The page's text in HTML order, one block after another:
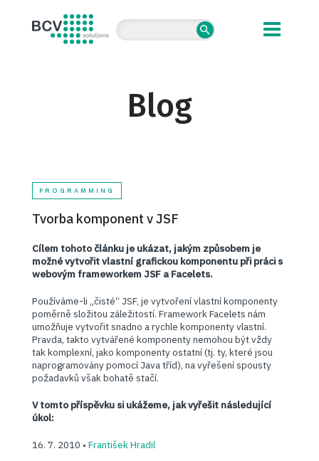
BCV solutions s.r.o.
Blog
PROGRAMMING
Tvorba komponent v JSF
Cílem tohoto článku je ukázat, jakým způsobem je
možné vytvořit vlastní grafickou komponentu při práci s
webovým frameworkem JSF a Facelets.
Používáme-li „čisté“ JSF, je vytvoření vlastní komponenty
poměrně složitou záležitostí. Framework Facelets nám
umožňuje vytvořit snadno a rychle komponenty vlastní.
Pravda, takto vytvářené komponenty nemohou být vždy
tak komplexní, jako komponenty ostatní (tj. ty, které jsou
naprogramovány pomocí Java tříd), na vyřešení spousty
požadavků však bohatě stačí.
V tomto příspěvku si ukážeme, jak vyřešit následující
úkol:
16. 7. 2010 • František Hradil